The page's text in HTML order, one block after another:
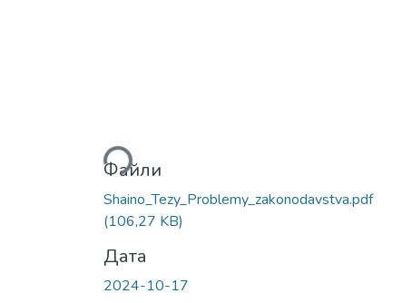
Вантажиться...
Файли
Shaino_Tezy_Problemy_zakonodavstva.pdf
(106,27 KB)
Дата
2024-10-17